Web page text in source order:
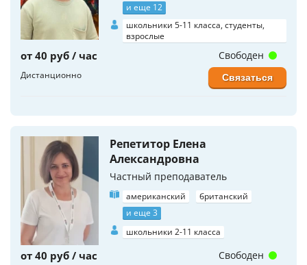
и еще 12
школьники 5-11 класса, студенты,
взрослые
от 40 руб / час
Дистанционно
Свободен
Связаться
Репетитор Елена
Александровна
Частный преподаватель
американский
британский
и еще 3
школьники 2-11 класса
от 40 руб / час Свободен